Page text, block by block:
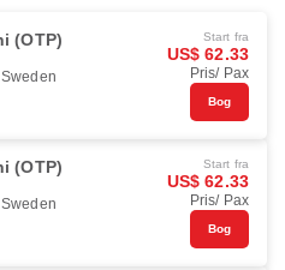
(OTP) Start fra
US$ 62.33
Pris/ Pax
Bog
(OTP) Start fra
US$ 62.33
Pris/ Pax
Bog